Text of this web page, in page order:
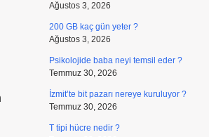
Ağustos 3, 2026
200 GB kaç gün yeter ?
Ağustos 3, 2026
Psikolojide baba neyi temsil eder ?
Temmuz 30, 2026
İzmit’te bit pazarı nereye kuruluyor ?
Temmuz 30, 2026
T tipi hücre nedir ?